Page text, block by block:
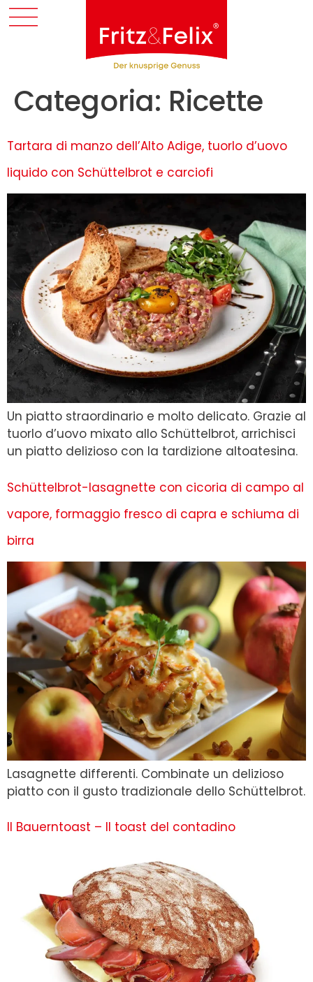
Categoria: Ricette
Tartara di manzo dell’Alto Adige, tuorlo d’uovo
liquido con Schüttelbrot e carciofi
Un piatto straordinario e molto delicato. Grazie al
tuorlo d’uovo mixato allo Schüttelbrot, arrichisci
un piatto delizioso con la tardizione altoatesina.
Schüttelbrot-lasagnette con cicoria di campo al
vapore, formaggio fresco di capra e schiuma di
birra
Lasagnette differenti. Combinate un delizioso
piatto con il gusto tradizionale dello Schüttelbrot.
Il Bauerntoast – Il toast del contadino